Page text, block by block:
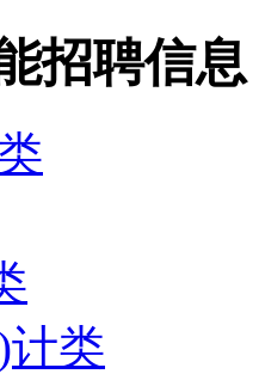
招聘信息
计类